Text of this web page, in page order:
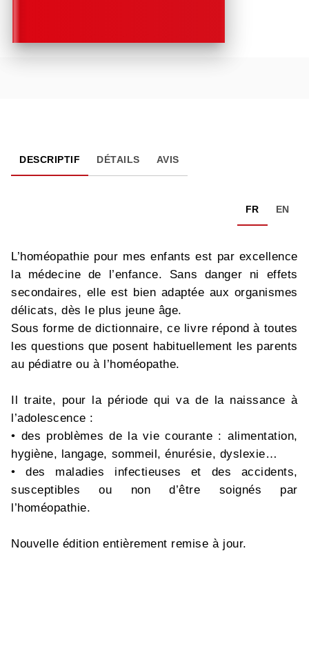
DESCRIPTIF DÉTAILS AVIS
FR EN
L’homéopathie pour mes enfants est par excellence
la médecine de l’enfance. Sans danger ni effets
secondaires, elle est bien adaptée aux organismes
délicats, dès le plus jeune âge.
Sous forme de dictionnaire, ce livre répond à toutes
les questions que posent habituellement les parents
au pédiatre ou à l’homéopathe.
Il traite, pour la période qui va de la naissance à
l’adolescence :
• des problèmes de la vie courante : alimentation,
hygiène, langage, sommeil, énurésie, dyslexie…
• des maladies infectieuses et des accidents,
susceptibles ou non d’être soignés par
l’homéopathie.
Nouvelle édition entièrement remise à jour.